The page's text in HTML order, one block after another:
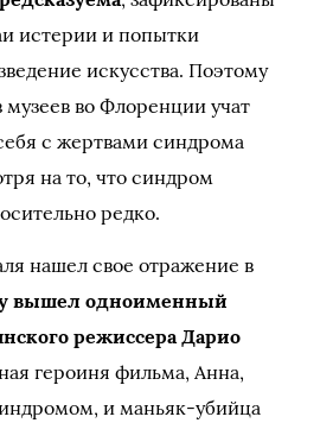
истерии и попытки
искусства. Поэтому
музеев во Флоренции учат
с жертвами синдрома
на то, что синдром
редко.
нашел свое отражение в
вышел одноименный
режиссера Дарио
героиня фильма, Анна,
и маньяк-убийца